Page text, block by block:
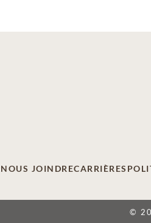
NOUS JOINDRECARRIÈRES
©